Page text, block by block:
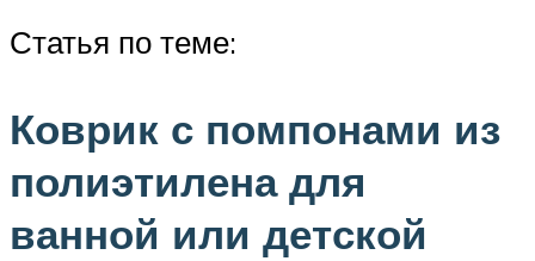
Статья по теме:
Коврик с помпонами из
полиэтилена для
ванной или детской